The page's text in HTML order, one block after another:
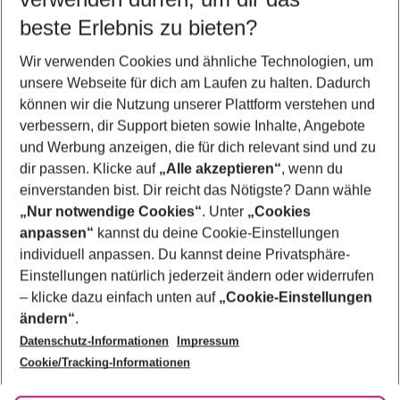
5-8 Nächte
2 Erwachsene Keine Kinder
Mehr Filter anzeigen
Footer
Footer navigation
Über uns
AGB
Bestpreisgarantie
Cookie-Einstellungen ändern
Cookie-Richtlinie
Agenturbetreuung
Barrierefreies Reisen
Folge uns
beste Erlebnis zu bieten?
Wir verwenden Cookies und ähnliche Technologien, um
unsere Webseite für dich am Laufen zu halten. Dadurch
können wir die Nutzung unserer Plattform verstehen und
verbessern, dir Support bieten sowie Inhalte, Angebote
und Werbung anzeigen, die für dich relevant sind und zu
dir passen. Klicke auf „Alle akzeptieren“, wenn du
einverstanden bist. Dir reicht das Nötigste? Dann wähle
„Nur notwendige Cookies“. Unter „Cookies
anpassen“ kannst du deine Cookie-Einstellungen
individuell anpassen. Du kannst deine Privatsphäre-
Einstellungen natürlich jederzeit ändern oder widerrufen
– klicke dazu einfach unten auf „Cookie-Einstellungen
ändern“.
Datenschutz-Informationen
Impressum
Cookie/Tracking-Informationen